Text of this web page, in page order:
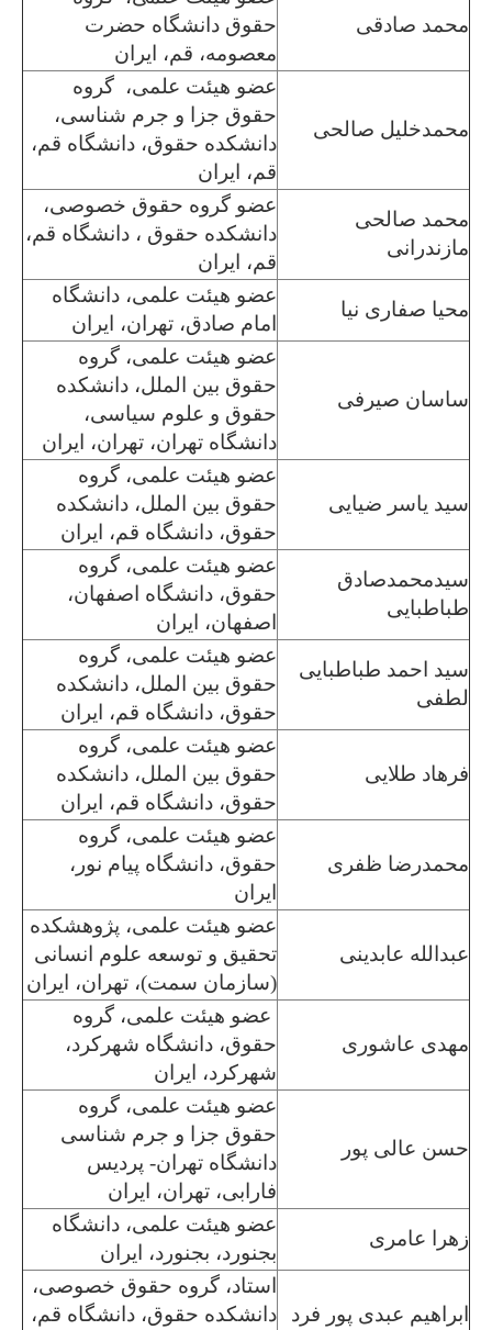
محمد صادقی
حقوق دانشگاه حضرت
معصومه، قم، ایران
محمدخلیل صالحی
عضو هیئت علمی، گروه
حقوق جزا و جرم شناسی،
دانشکده حقوق، دانشگاه قم،
قم، ایران
محمد صالحی
مازندرانی
عضو گروه حقوق خصوصی،
دانشکده حقوق ، دانشگاه قم،
قم، ایران
محیا صفاری نیا
عضو هیئت علمی، دانشگاه
امام صادق، تهران، ایران
ساسان صیرفی
عضو هیئت علمی، گروه
حقوق بین الملل، دانشکده
حقوق و علوم سیاسی،
دانشگاه تهران، تهران، ایران
سید یاسر ضیایی
عضو هیئت علمی، گروه
حقوق بین الملل، دانشکده
حقوق، دانشگاه قم، ایران
سیدمحمدصادق
طباطبایی
عضو هیئت علمی، گروه
حقوق، دانشگاه اصفهان،
اصفهان، ایران
سید احمد طباطبایی
لطفی
عضو هیئت علمی، گروه
حقوق بین الملل، دانشکده
حقوق، دانشگاه قم، ایران
فرهاد طلایی
عضو هیئت علمی، گروه
حقوق بین الملل، دانشکده
حقوق، دانشگاه قم، ایران
محمدرضا ظفری
عضو هیئت علمی، گروه
حقوق، دانشگاه پیام نور،
ایران
عبدالله عابدینی
عضو هیئت علمی، پژوهشکده
تحقیق و توسعه علوم انسانی
(سازمان سمت)، تهران، ایران
مهدی عاشوری
عضو هیئت علمی، گروه
حقوق، دانشگاه شهرکرد،
شهرکرد، ایران
حسن عالی پور
عضو هیئت علمی، گروه
حقوق جزا و جرم شناسی
دانشگاه تهران- پردیس
فارابی، تهران، ایران
زهرا عامری
عضو هیئت علمی، دانشگاه
بجنورد، بجنورد، ایران
ابراهیم عبدی پور فرد
استاد، گروه حقوق خصوصی،
دانشکده حقوق، دانشگاه قم،